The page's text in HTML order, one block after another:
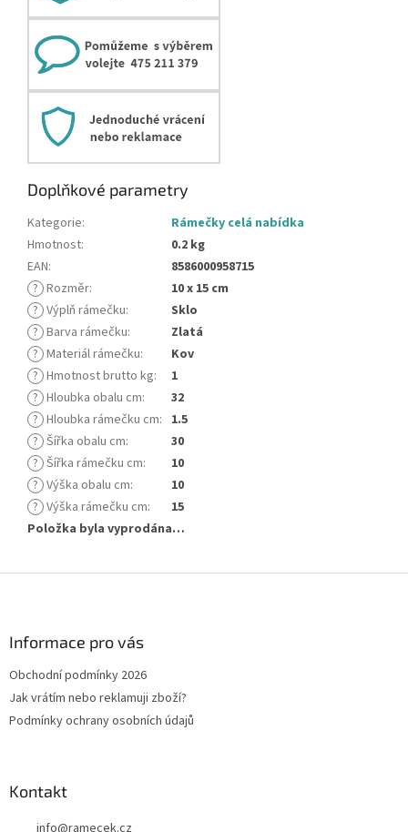
Doplňkové parametry
Kategorie:
Rámečky celá nabídka
Hmotnost:
0.2 kg
EAN:
8586000958715
? Rozměr:
10 x 15 cm
? Výplň rámečku:
Sklo
? Barva rámečku:
Zlatá
? Materiál rámečku:
Kov
? Hmotnost brutto kg:
1
? Hloubka obalu cm:
32
? Hloubka rámečku cm: 1.5
? Šířka obalu cm:
30
? Šířka rámečku cm:
10
? Výška obalu cm:
10
? Výška rámečku cm:
15
Položka byla vyprodána…
Informace pro vás
Obchodní podmínky 2026
Jak vrátím nebo reklamuji zboží?
Podmínky ochrany osobních údajů
Kontakt